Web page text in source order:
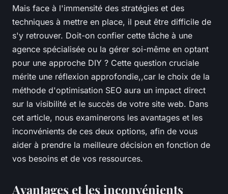
Mais face à l'immensité des stratégies et des
techniques à mettre en place, il peut être difficile de
s'y retrouver. Doit-on confier cette tâche à une
agence spécialisée ou la gérer soi-même en optant
pour une approche DIY ? Cette question cruciale
mérite une réflexion approfondie,,car le choix de la
méthode d'optimisation SEO aura un impact direct
sur la visibilité et le succès de votre site web. Dans
cet article, nous examinerons les avantages et les
inconvénients de ces deux options, afin de vous
aider à prendre la meilleure décision en fonction de
vos besoins et de vos ressources.
Avantages et les inconvénients